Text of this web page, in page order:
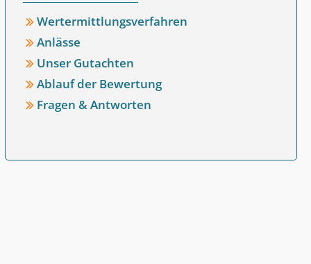
Wertermittlungsverfahren
Anlässe
Unser Gutachten
Ablauf der Bewertung
Fragen & Antworten